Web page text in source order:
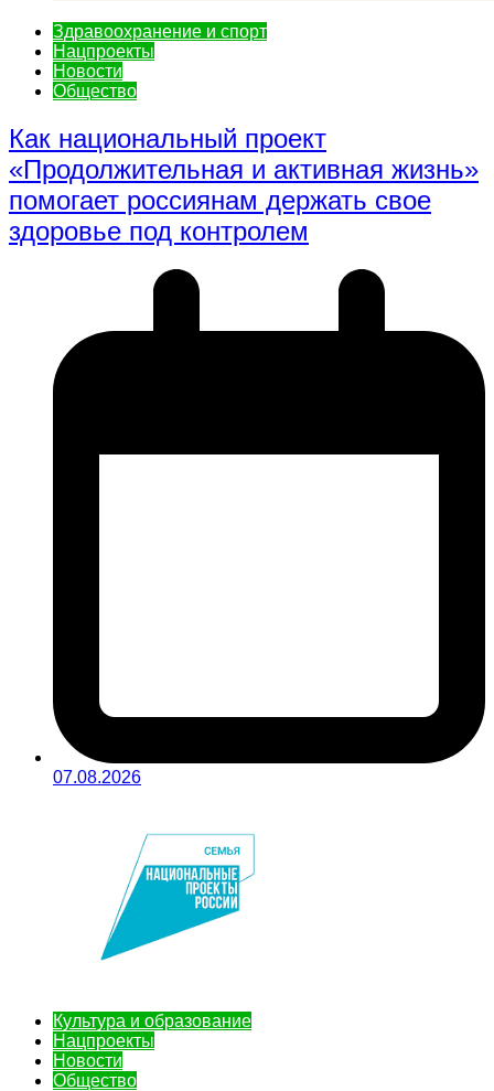
Здравоохранение и спорт
Нацпроекты
Новости
Общество
Как национальный проект
«Продолжительная и активная жизнь»
помогает россиянам держать свое
здоровье под контролем
07.08.2026
Культура и образование
Нацпроекты
Новости
Общество